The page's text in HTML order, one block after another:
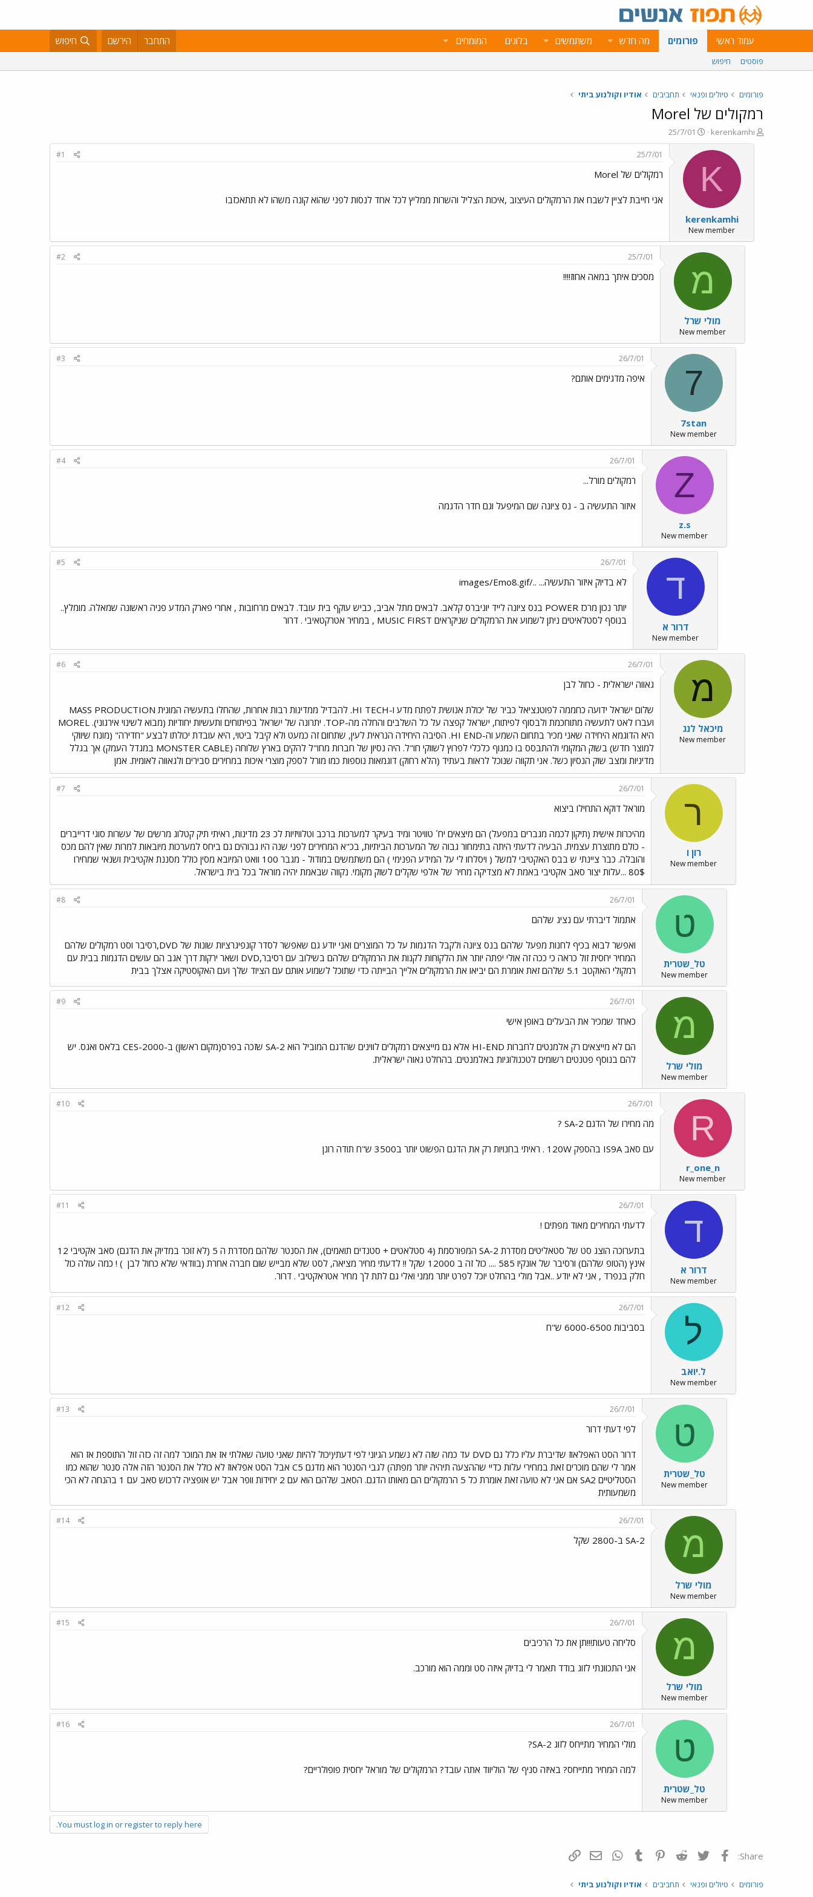
עמוד ראשי פורומים מה חדש משתמשים בלוגים המומחים התחבר הירשם חיפוש
פוסטים חיפוש
פורומים טיולים ופנאי תחביבים אודיו וקולנוע ביתי
רמקולים של Morel
פ
ו
kerenkamhi
פ
ו
ר
א
ר
י
ך
25/7/01
K
kerenkamhi
New member
25/7/01
#1
רמקולים של Morel
אני חייבת לציין לשבח את הרמקולים העיצוב ,איכות הצליל והשרות ממליץ לכל אחד לנסות לפני שהוא קונה משהו לא תתאכזבו
מ
מולי שרל
New member
25/7/01
#2
מסכים איתך במאה אחוז!!!!
7
7stan
New member
26/7/01
#3
איפה מדגימים אותם?
Z
z.s
New member
26/7/01
#4
רמקולים מורל...
איזור התעשיה ב - נס ציונה שם המיפעל וגם חדר הדגמה
ד
דרור א
New member
26/7/01
#5
לא בדיוק איזור התעשיה... ../images/Emo8.gif
יותר נכון מרכז POWER בנס ציונה לייד יוניברס קלאב. לבאים מתל אביב, כביש עוקף בית עובד. לבאים מרחובות , אחרי פארק המדע פניה ראשונה שמאלה. מומלץ..
בנוסף לסטלאיטים ניתן לשמוע את הרמקולים שניקראים MUSIC FIRST , במחיר אטרקטאיבי . דרור
מ
מיכאל לנג
New member
26/7/01
#6
גאווה ישראלית - כחול לבן
שלום ישראל ידועה כחממה לפוטנציאל כביר של יכולת אנושית לפתח מדע ו-HI TECH. להבדיל ממדינות רבות אחרות, שהחלו בתעשיה המונית MASS PRODUCTION
ועברו לאט לתעשיה מתוחכמת ולבסוף לפיתוח, ישראל קפצה על כל השלבים והחלה מה-TOP. יתרונה של ישראל בפיתוחים ותעשיות יחודיות (מבוא לשינוי אירגוני). MOREL
היא הדוגמא היחידה שאני מכיר בתחום השמע וה-HI END. הסיבה היחידה הנראית לעין, שתחום זה כמעט ולא קיבל ביטוי, היא עובדת יכולתו לבצע "חדירה" (מונח שיווקי
למוצר חדש) בשוק המקומי ולהתבסס בו כמנוף כלכלי לפרוץ לשווקי חו"ל. היה נסיון של חברות מחו"ל להקים בארץ שלוחה (MONSTER CABLE במגדל העמק) אך בגלל
מדיניות ומצב שוק הנסיון כשל. אני תקווה שנוכל לראות בעתיד (הלא רחוק) דוגמאות נוספות כמו מורל לספק מוצרי איכות במחירים סבירים ולגאווה לאומית. אמן
ר
רון ו
New member
26/7/01
#7
מוראל דוקא התחילו ביצוא
מהיכרות אישית (תיקון לכמה מגברים במפעל) הם מיצאים יח´ טוויטר ומיד בעיקר למערכות ברכב וטלוויזיות לכ 23 מדינות, ראיתי תיק קטלוג מרשים של עשרות סוגי דרייברים
- כולם מתוצרת עצמית. הבעיה לדעתי היתה בתימחור גבוה של המערכות הביתיות, בכ"א המחירים לפני שנה היו גבוהים גם ביחס למערכות מיובאות למרות שאין להם מכס
והובלה. כבר ציינתי ש בבס האקטיבי למשל ( ויסלחו לי על המידע הפנימי ) הם משתמשים במודול - מגבר 100 וואט המיובא מסין כולל מסננת אקטיבית ושנאי שמחירו
80$ ...עלות יצור סאב אקטיבי באמת לא מצדיקה מחיר של אלפי שקלים לשוק מקומי. נקווה שבאמת יהיה מוראל בכל בית בישראל.
ט
טל_שטרית
New member
26/7/01
#8
אתמול דיברתי עם נציג שלהם
ואפשר לבוא בכיף לחנות מפעל שלהם בנס ציונה ולקבל הדגמות על כל המוצרים ואני יודע גם שאפשר לסדר קונפיגרציות שונות של DVD,רסיבר וסט רמקולים שלהם
המחיר יחסית זול כראה כי ככה זה אולי יפתה יותר את הלקוחות לקנות את הרמקולים שלהם בשילוב עם רסיבר,DVD ושאר ירקות דרך אגב הם עושים הדגמות בבית עם
רמקולי האוקטב 5.1 שלהם זאת אומרת הם יביאו את הרמקולים אלייך הבייתה כדי שתוכל לשמוע אותם עם הציוד שלך ועם האקוסטיקה אצלך בבית
מ
מולי שרל
New member
26/7/01
#9
כאחד שמכיר את הבעלים באופן אישי
הם לא מייצאים רק אלמנטים לחברות HI-END אלא גם מייצאים רמקולים לווינים שהדגם המוביל הוא SA-2 שזכה בפרס(מקום ראשון) ב-CES-2000 בלאס ואגס. יש
להם בנוסף פטנטים רשומים לטכנולוגיות באלמנטים. בהחלט גאוה ישראלית.
R
r_one_n
New member
26/7/01
#10
מה מחירו של הדגם SA-2 ?
עם סאב IS9A בהספק 120W . ראיתי בחנויות רק את הדגם הפשוט יותר ב3500 ש"ח תודה רונן
ד
דרור א
New member
26/7/01
#11
לדעתי המחירים מאוד מפתים !
בתערוכה הוצג סט של סטאליטים מסדרת SA-2 המפורסמת (4 סטלאטים + סטנדים תואמים), את הסנטר שלהם מסדרת ה 5 (לא זוכר במדיוק את הדגם) סאב אקטיבי 12
אינץ (הטופ שלהם) ורסיבר של אונקיו 585 .... כול זה ב 12000 שקל !! לדעתי מחיר מציאה, לסט שלא מבייש שום חברה אחרת (בוודאי שלא כחול לבן
) ! כמה עולה כול
חלק בנפרד , אני לא יודע ..אבל מולי בהחלט יוכל לפרט יותר ממני ואלי גם לתת לך מחיר אטראקטיבי . דרור.
ל
ל.יואב
New member
26/7/01
#12
בסביבות 6000-6500 ש"ח
ט
טל_שטרית
New member
26/7/01
#13
לפי דעתי דרור
דרור הסט האפלאוז שדיברת עליו כלל גם DVD עד כמה שזה לא נשמע הגיוני לפי דעתי(יכול להיות שאני טועה שאלתי אז את המוכר למה זה כזה זול התוספת אז הוא
אמר לי שהם מוכרים זאת במחירי עלות כדיי שההצעה תיהיה יותר מפתה) לגבי הסנטר הוא מדגם C5 אבל הסט אפלאוז לא כולל את הסנטר הזה אלה סנטר שהוא כמו
הסטליטיים SA2 אם אני לא טועה זאת אומרת כל 5 הרמקולים הם מאותו הדגם. הסאב שלהם הוא עם 2 יחידות וופר אבל יש אופציה לרכוש סאב עם 1 בהנחה לא הכי
משמעותית
מ
מולי שרל
New member
26/7/01
#14
SA-2 ב-2800 שקל
מ
מולי שרל
New member
26/7/01
#15
סליחה טעות!!!תן את כל הרכיבים
אני התכוונתי לזוג בודד תאמר לי בדיוק איזה סט וממה הוא מורכב.
ט
טל_שטרית
New member
26/7/01
#16
מולי המחיר מתייחס לזוג SA-2?
למה המחיר מתייחס? באיזה סניף של הוליווד אתה עובד? הרמקולים של מוראל יחסית פופולריים?
You must log in or register to reply here.
Share: פייסבוק Twitter
Reddit
Pinterest
Tumblr
WhatsAppדואר אלקטרוני
פורומים טיולים ופנאי תחביבים אודיו וקולנוע ביתי